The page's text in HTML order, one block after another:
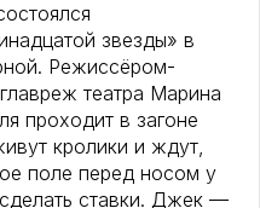
звезды» в
Режиссёром-
театра Марина
проходит в загоне
кролики и ждут,
поле перед носом у
ставки. Джек —